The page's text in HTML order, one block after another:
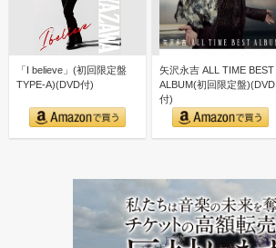
「I believe」(初回限定盤
TYPE-A)(DVD付)
矢沢永吉 ALL TIME BEST
ALBUM(初回限定盤)(DVD
付)